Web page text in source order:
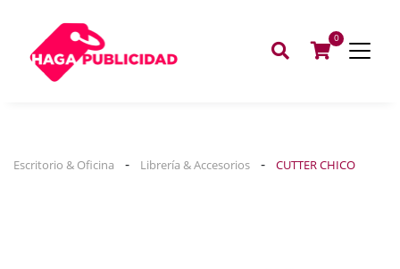
0
Escritorio & Oficina - Librería & Accesorios - CUTTER CHICO